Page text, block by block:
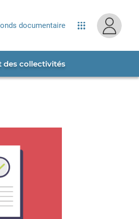
documentaire Applications
collectivités